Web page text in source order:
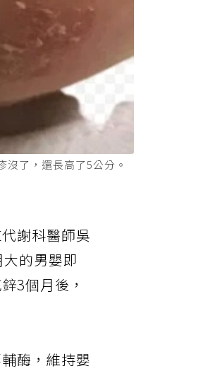
了，還長高了5公分。
謝科醫師吳
的男嬰即
3個月後，
酶，維持嬰